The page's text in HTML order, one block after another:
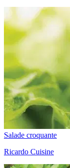
Salade croquante
Ricardo Cuisine